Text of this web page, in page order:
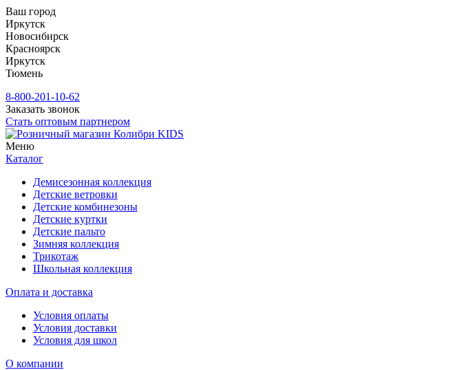
Ваш город
Иркутск
Новосибирск
Красноярск
Иркутск
Тюмень
8-800-201-10-62
Заказать звонок
Стать оптовым партнером
Меню
Каталог
Демисезонная коллекция
Детские ветровки
Детские комбинезоны
Детские куртки
Детские пальто
Зимняя коллекция
Трикотаж
Школьная коллекция
Оплата и доставка
Условия оплаты
Условия доставки
Условия для школ
О компании